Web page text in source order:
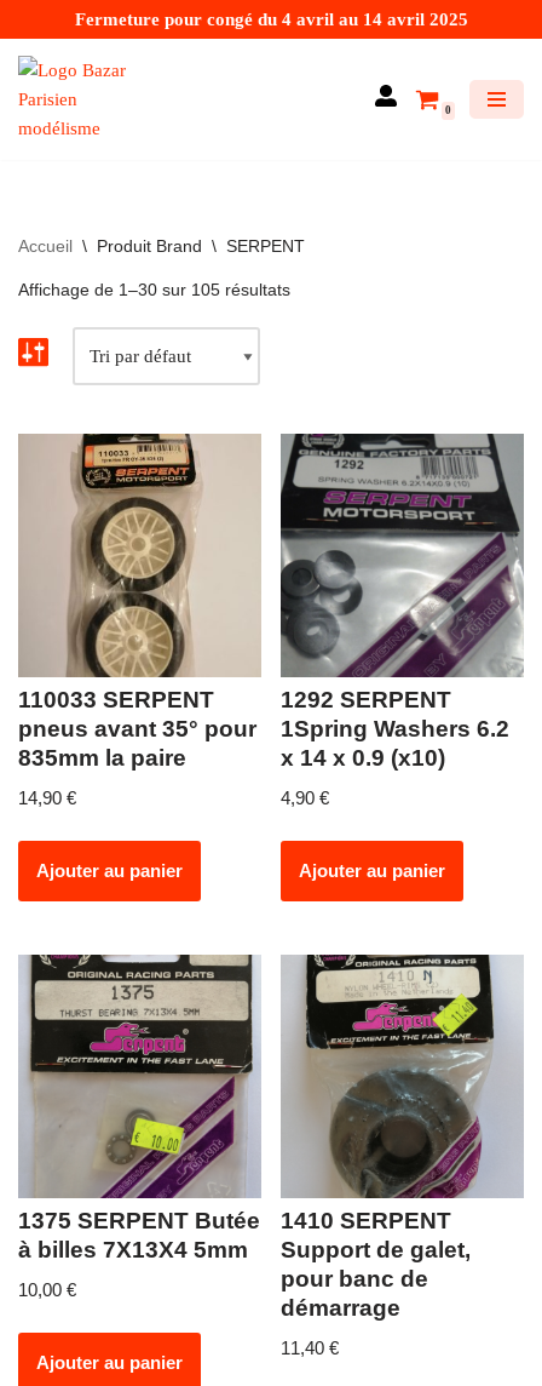
Aller
au
contenu
Fermeture pour congé du 4 avril au 14 avril 2025
0
Accueil \ Produit Brand \ SERPENT
Affichage de 1–30 sur 105 résultats
110033 SERPENT
pneus avant 35° pour
835mm la paire
14,90 €
Ajouter au panier
1292 SERPENT
1Spring Washers 6.2
x 14 x 0.9 (x10)
4,90€
Ajouter au panier
1375 SERPENT Butée
à billes 7X13X4 5mm
10,00 €
Ajouter au panier
1410 SERPENT
Support de galet,
pour banc de
démarrage
11,40€